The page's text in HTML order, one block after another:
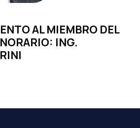
AL MIEMBRO DEL
ING.